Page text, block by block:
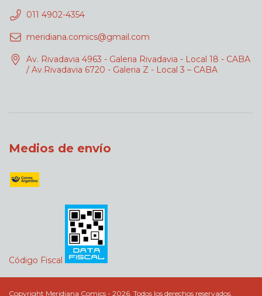
011 4902-4354
meridiana.comics@gmail.com
Av. Rivadavia 4963 - Galeria Rivadavia - Local 18 - CABA
/ Av.Rivadavia 6720 - Galeria Z - Local 3 – CABA
Medios de envío
Código Fiscal
Copyright Meridiana Comics - 2026. Todos los derechos reservados.